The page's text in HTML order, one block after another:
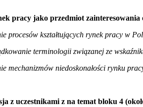
pracy jako przedmiot zainteresowania
procesów kształtujących rynek pracy w
terminologii związanej ze
mechanizmów niedoskonałości rynku
z uczestnikami z na temat bloku 4